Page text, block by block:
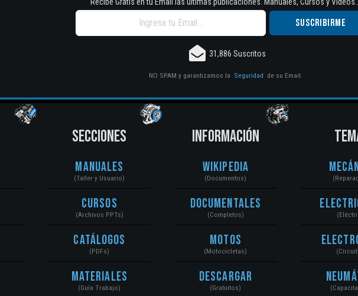
31,886 Suscritos
NO SPAM y garantizamos la Seguridad de su Email.
SECCIONES
Manuales
(Taller y Usuario)
Cursos
(Archivos PPTs)
Catálogos
(PDFs)
Materiales
(Guía Trabajo)
INFORMACIÓN
Wikipedia
(Documentos)
Documentales
(Completos)
Motos
(Motocicletas)
Descargar
(Gratuitos)